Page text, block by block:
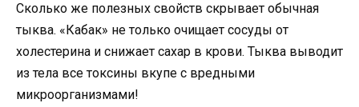
Сколько же полезных свойств скрывает обычная
тыква. «Кабак» не только очищает сосуды от
холестерина и снижает сахар в крови. Тыква выводит
из тела все токсины вкупе с вредными
микроорганизмами!